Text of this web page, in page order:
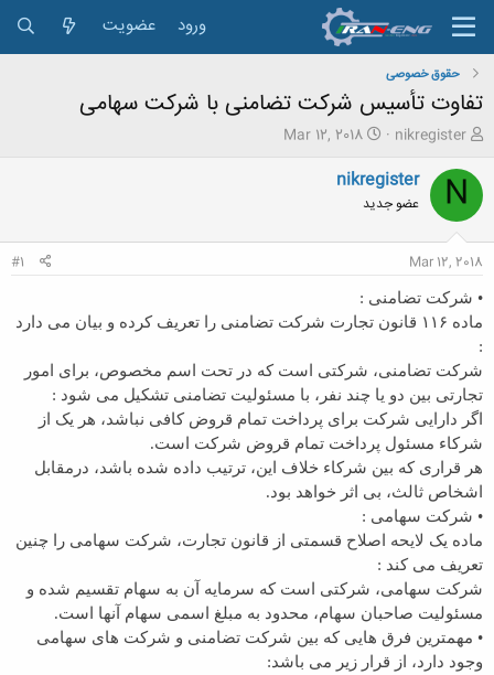
ورود عضویت
حقوق خصوصی
تفاوت تأسیس شرکت تضامنی با شرکت سهامی
ش
و
ع
ک
ه
و
و
ع
nikregister
ت
ر
ع
Mar 12, 2018
N
nikregister
عضو جدید
Mar 12, 2018
#1
• شرکت تضامنی :
ماده ۱۱۶ قانون تجارت شرکت تضامنی را تعریف کرده و بیان می دارد
:
شرکت تضامنی، شرکتی است که در تحت اسم مخصوص، برای امور
تجارتی بین دو یا چند نفر، با مسئولیت تضامنی تشکیل می شود :
اگر دارایی شرکت برای پرداخت تمام قروض کافی نباشد، هر یک از
شرکاء مسئول پرداخت تمام قروض شرکت است.
هر قراری که بین شرکاء خلاف این، ترتیب داده شده باشد، درمقابل
اشخاص ثالث، بی اثر خواهد بود.
• شرکت سهامی :
ماده یک لایحه اصلاح قسمتی از قانون تجارت، شرکت سهامی را چنین
تعریف می کند :
شرکت سهامی، شرکتی است که سرمایه آن به سهام تقسیم شده و
مسئولیت صاحبان سهام، محدود به مبلغ اسمی سهام آنها است.
• مهمترین فرق هایی که بین شرکت تضامنی و شرکت های سهامی
وجود دارد، از قرار زیر می باشد: